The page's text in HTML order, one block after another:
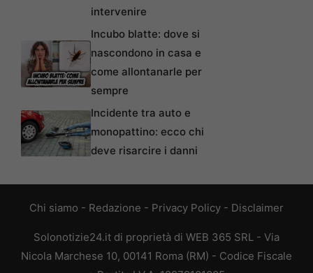
intervenire
Incubo blatte: dove si
nascondono in casa e
come allontanarle per
sempre
Incidente tra auto e
monopattino: ecco chi
deve risarcire i danni
Chi siamo - Redazione - Privacy Policy - Disclaimer
Solonotizie24.it di proprietà di WEB 365 SRL - Via
Nicola Marchese 10, 00141 Roma (RM) - Codice Fiscale